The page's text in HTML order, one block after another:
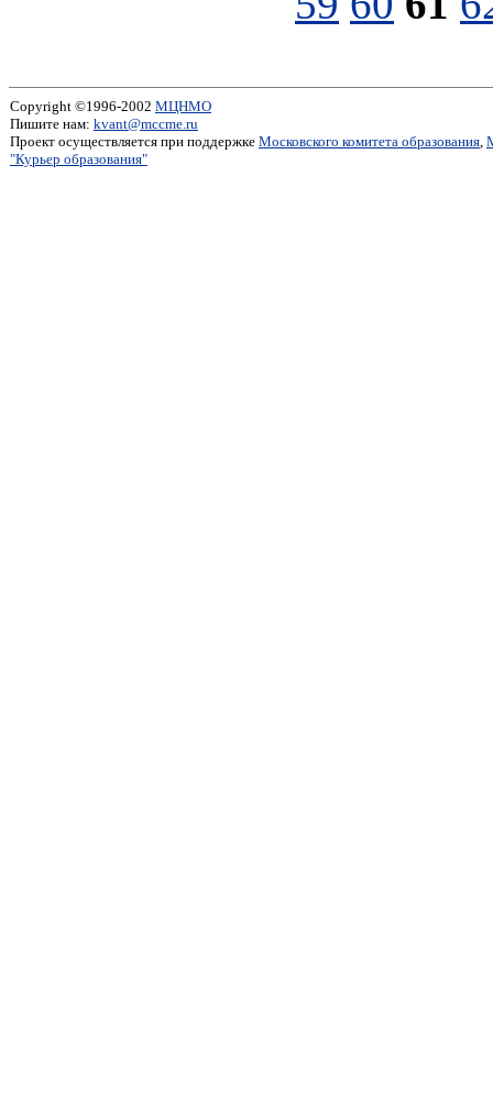
Copyright ©1996-2002 МЦНМО
Пишите нам: kvant@mccme.ru
Проект осуществляется при поддержке Московского комитета образования,
"Курьер образования"